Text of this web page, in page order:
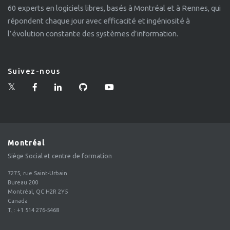
60 experts en logiciels libres, basés à Montréal et à Rennes, qui
répondent chaque jour avec efficacité et ingéniosité à
l’évolution constante des systèmes d’information.
Suivez-nous
Montréal
Siège Social et centre de formation
7275, rue Saint-Urbain
Bureau 200
Montréal, QC H2R 2Y5
Canada
T. : +1 514 276-5468